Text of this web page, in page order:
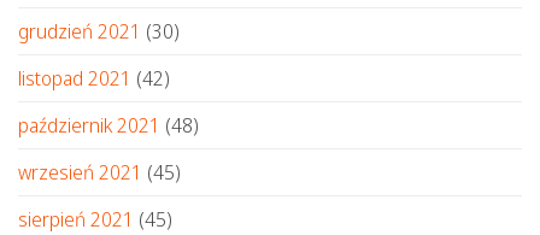
grudzień 2021 (30)
listopad 2021 (42)
październik 2021 (48)
wrzesień 2021 (45)
sierpień 2021 (45)